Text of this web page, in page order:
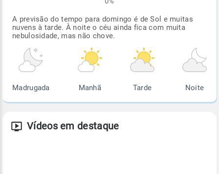
A previsão do tempo para domingo é de Sol e muitas
nuvens à tarde. À noite o céu ainda fica com muita
nebulosidade, mas não chove.
Madrugada Manhã Tarde Noite
Vídeos em destaque